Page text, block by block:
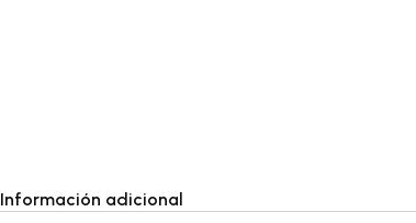
Información adicional